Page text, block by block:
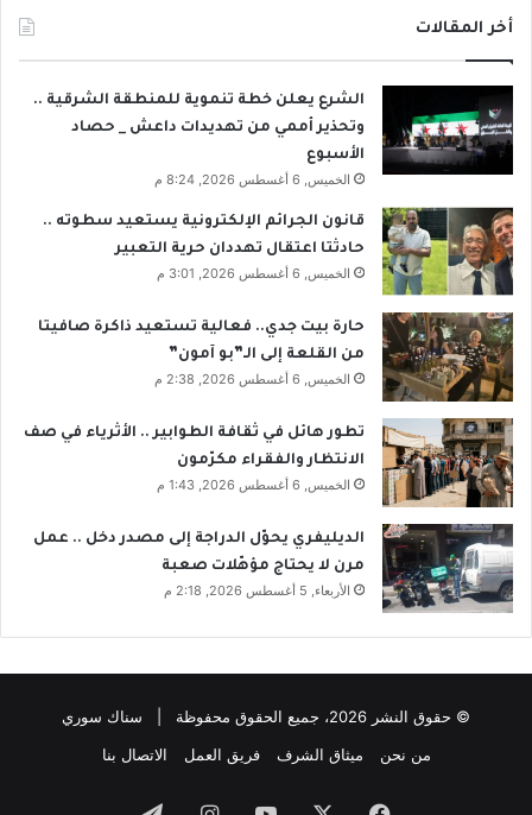
أخر المقالات
الشرع يعلن خطة تنموية للمنطقة الشرقية ..
وتحذير أممي من تهديدات داعش _ حصاد
الأسبوع
الخميس, 6 أغسطس 2026, 8:24 م
قانون الجرائم الإلكترونية يستعيد سطوته ..
حادثتا اعتقال تهددان حرية التعبير
الخميس, 6 أغسطس 2026, 3:01 م
حارة بيت جدي.. فعالية تستعيد ذاكرة صافيتا
من القلعة إلى الـ”بو آمون”
الخميس, 6 أغسطس 2026, 2:38 م
تطور هائل في ثقافة الطوابير .. الأثرياء في صف
الانتظار والفقراء مكرّمون
الخميس, 6 أغسطس 2026, 1:43 م
الديليفري يحوّل الدراجة إلى مصدر دخل .. عمل
مرن لا يحتاج مؤهّلات صعبة
الأربعاء, 5 أغسطس 2026, 2:18 م
© حقوق النشر 2026، جميع الحقوق محفوظة | سناك سوري
من نحن
ميثاق الشرف فريق العمل الاتصال بنا